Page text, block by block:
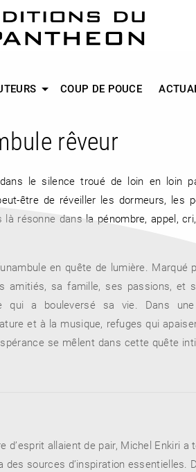
COUP DE POUCE
rêveur
le silence troué de loin en loin
être de réveiller les dormeurs, les
résonne dans la pénombre, appel,
en quête de lumière. Marqué
amitiés, sa famille, ses passions, et
qui a bouleversé sa vie. Dans
et à la musique, refuges qui
se mêlent dans cette quête
d’esprit allaient de pair, Michel Enkiri a
sources d’inspiration essentielles.